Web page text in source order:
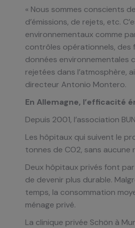
« Nous sommes conscients
d’émissions, de rejets, etc.
environnementaux comme
contrôles opérationnels, des
données environnementales
rejetées dans l’atmosphère,
directeur Antonio Montero.
En Allemagne, l’efficacité
Depuis 2001, l’association
Les hôpitaux qui suivent le
tonnes de CO2, sans
Deux hôpitaux privés font
de devenir plus durable.
temps, la consommation
ménage privé.
La clinique privée Schön à